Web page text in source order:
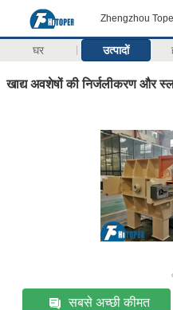
Zhengzhou
घर उत्पादों
खाद्य अवशेषों की निर्जलीकरण और
सबसे अच्छी कीमत